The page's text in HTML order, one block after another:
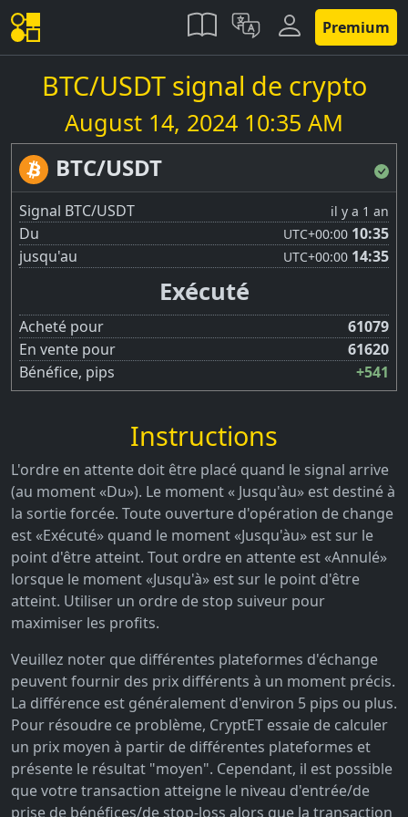
Premium
BTC/USDT signal de crypto
August 14, 2024 10:35 AM
BTC/USDT
Signal BTC/USDT il y a 1 an
Du UTC+00:00 10:35
jusqu'au
UTC+00:00 14:35
Exécuté
Acheté pour
61079
En vente pour
61620
Bénéfice, pips
+541
Instructions
L'ordre en attente doit être placé quand le signal arrive
(au moment «Du»). Le moment « Jusqu'àu» est destiné à
la sortie forcée. Toute ouverture d'opération de change
est «Exécuté» quand le moment «Jusqu'àu» est sur le
point d'être atteint. Tout ordre en attente est «Annulé»
lorsque le moment «Jusqu'à» est sur le point d'être
atteint. Utiliser un ordre de stop suiveur pour
maximiser les profits.
Veuillez noter que différentes plateformes d'échange
peuvent fournir des prix différents à un moment précis.
La différence est généralement d'environ 5 pips ou plus.
Pour résoudre ce problème, CryptET essaie de calculer
un prix moyen à partir de différentes plateformes et
présente le résultat "moyen". Cependant, il est possible
que votre transaction atteigne le niveau d'entrée/de
prise de bénéfices/de stop-loss alors que la transaction